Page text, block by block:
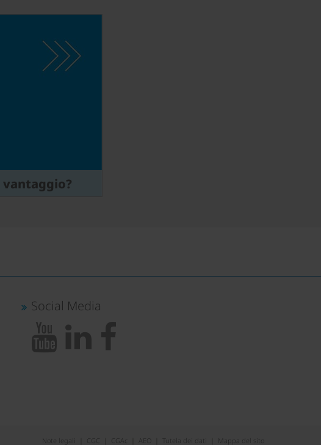
Social Media
Note legali CGC CGAc AEO Tutela dei dati Mappa del sito